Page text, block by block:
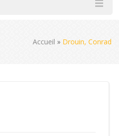
Accueil » Drouin, Conrad